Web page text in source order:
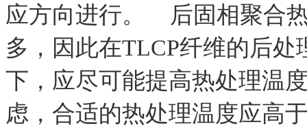
应方向进行。 后固相聚合
多，因此在TLCP纤维的后
下，应尽可能提高热处理温
虑，合适的热处理温度应高